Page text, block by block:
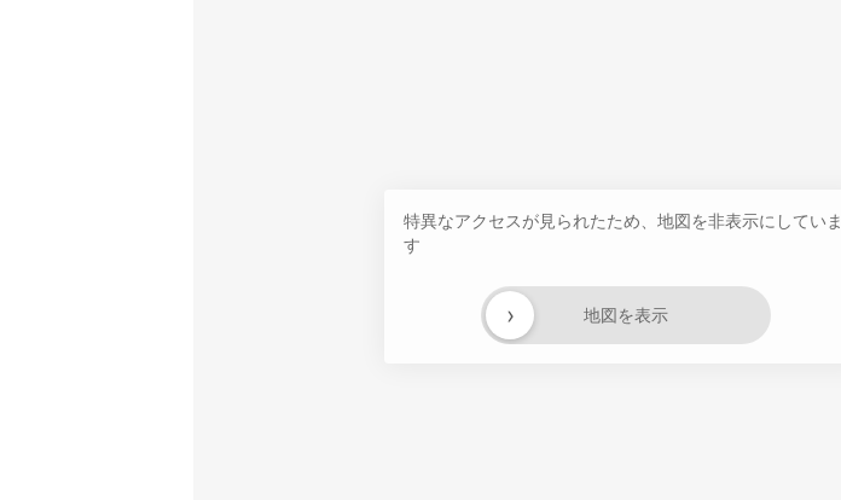
特異なアクセスが見られたため、地図を非表示にしていま
す
地図を表示
›